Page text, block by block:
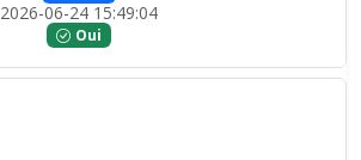
2026-06-24 15:49:04
Oui